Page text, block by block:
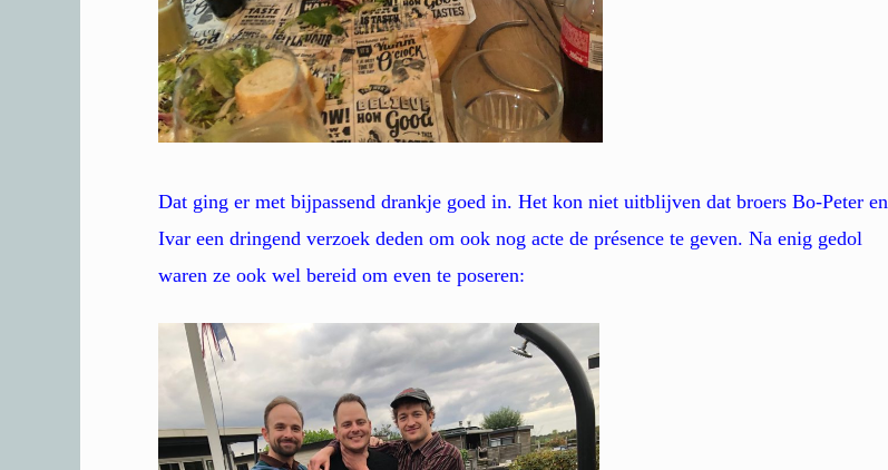
Dat ging er met bijpassend drankje goed in. Het kon niet uitblijven dat broers Bo-Peter en
Ivar een dringend verzoek deden om ook nog acte de présence te geven. Na enig gedol
waren ze ook wel bereid om even te poseren: